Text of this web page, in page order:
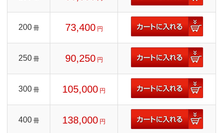
200 冊 73,400 円
250 冊 90,250 円
300 冊 105,000 円
400 冊 138,000 円